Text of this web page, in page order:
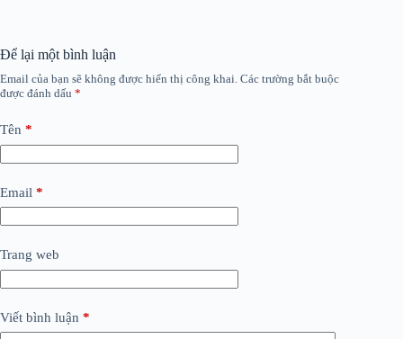
Để lại một bình luận
Email của bạn sẽ không được hiển thị công khai. Các trường bắt buộc
được đánh dấu *
Tên *
Email *
Trang web
Viết bình luận *